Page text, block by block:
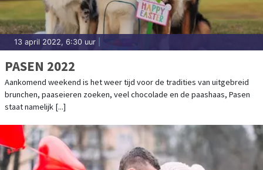
13 april 2022, 6:30 uur
PASEN 2022
Aankomend weekend is het weer tijd voor de tradities van uitgebreid
brunchen, paaseieren zoeken, veel chocolade en de paashaas, Pasen
staat namelijk [...]